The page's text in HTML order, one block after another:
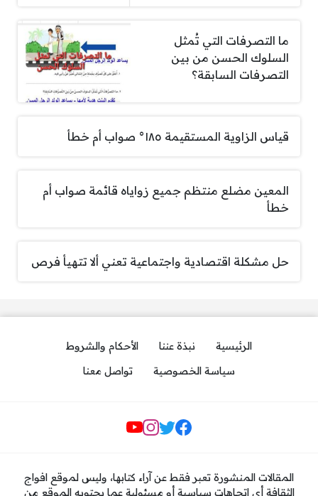
ما التصرفات التي تُمثل
السلوك الحسن من بين
التصرفات السابقة؟
قياس الزاوية المستقيمة ١٨٥° صواب أم خطأ
المعين مضلع منتظم جميع زواياه قائمة صواب أم
خطأ
حل مشكلة اقتصادية واجتماعية تعني ألا تتهيأ فرص
الرئيسية نبذة عننا
الأحكام والشروط
سياسة الخصوصية
تواصل معنا
مواقع التواصل
المقالات المنشورة تعبر فقط عن آراء كتابها، وليس لموقع افواج
الثقافة أي اتجاهات سياسية أو مسئولية عما يحتويه الموقع من